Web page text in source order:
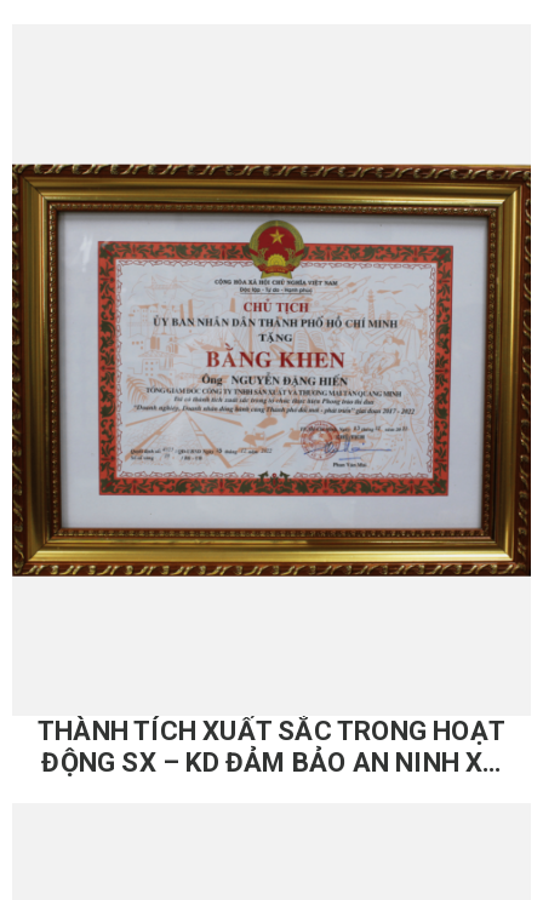
THÀNH TÍCH XUẤT SẮC TRONG HOẠT
ĐỘNG SX – KD ĐẢM BẢO AN NINH XÃ